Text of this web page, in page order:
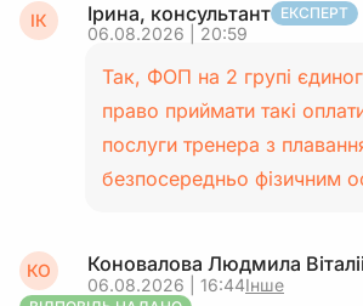
ІК Ірина, консультант ЕКСПЕРТ
06.08.2026 | 20:59
Так, ФОП на 2 групі
право приймати такі
послуги тренера з
безпосередньо фізичним
КО Коновалова Людмила
06.08.2026 | 16:44Інше